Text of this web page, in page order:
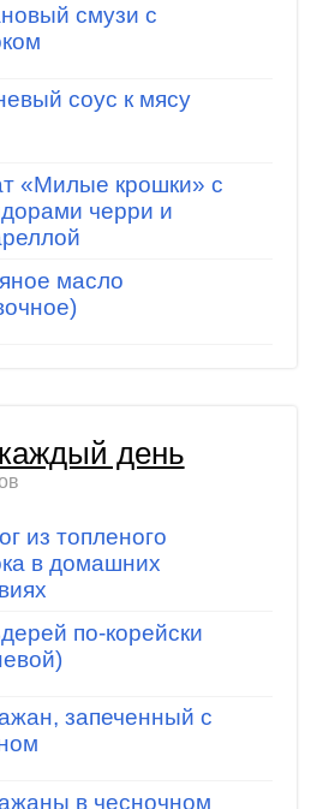
смузи с
соус к мясу
«Милые крошки» с
черри и
масло
день
из топленого
в домашних
по-корейски
запеченный с
в чесночном